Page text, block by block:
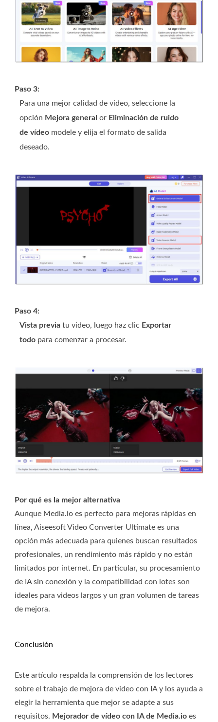
Paso 3:
Para una mejor calidad de video, seleccione la
opción Mejora general or Eliminación de ruido
de vídeo modele y elija el formato de salida
deseado.
Paso 4:
Vista previa tu video, luego haz clic Exportar
todo para comenzar a procesar.
Por qué es la mejor alternativa
Aunque Media.io es perfecto para mejoras rápidas en
línea, Aiseesoft Video Converter Ultimate es una
opción más adecuada para quienes buscan resultados
profesionales, un rendimiento más rápido y no están
limitados por internet. En particular, su procesamiento
de IA sin conexión y la compatibilidad con lotes son
ideales para videos largos y un gran volumen de tareas
de mejora.
Conclusión
Este artículo respalda la comprensión de los lectores
sobre el trabajo de mejora de video con IA y los ayuda a
elegir la herramienta que mejor se adapte a sus
requisitos. Mejorador de vídeo con IA de Media.io es